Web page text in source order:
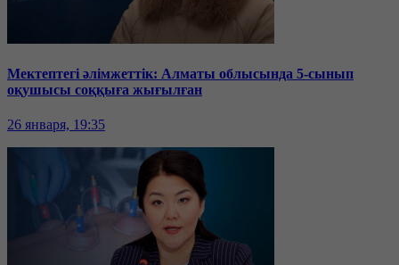
Мектептегі әлімжеттік: Алматы облысында 5-сынып
оқушысы соққыға жығылған
26 января, 19:35